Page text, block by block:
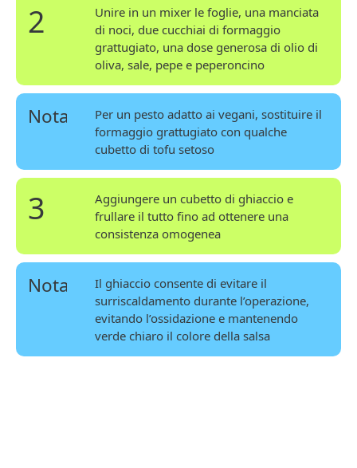
2
Unire in un mixer le foglie, una manciata
di noci, due cucchiai di formaggio
grattugiato, una dose generosa di olio di
oliva, sale, pepe e peperoncino
Nota
Per un pesto adatto ai vegani, sostituire il
formaggio grattugiato con qualche
cubetto di tofu setoso
3
Aggiungere un cubetto di ghiaccio e
frullare il tutto fino ad ottenere una
consistenza omogenea
Nota
Il ghiaccio consente di evitare il
surriscaldamento durante l’operazione,
evitando l’ossidazione e mantenendo
verde chiaro il colore della salsa